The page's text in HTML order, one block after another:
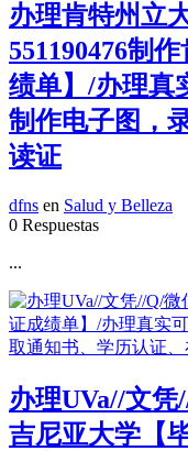
办理肯特州立
551190476制
绩单】/办理真
制作电子图，
读证
dfns en Salud y Belleza
0 Respuestas
...
办理UVa//文凭
吉尼亚大学【